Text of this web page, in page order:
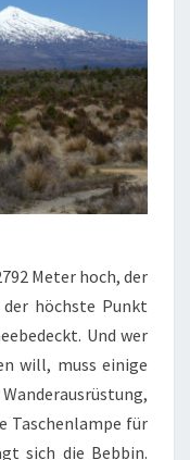
Meter hoch, der
der höchste Punkt
Und wer
will, muss einige
Taschenlampe für
sich die Bebbin.